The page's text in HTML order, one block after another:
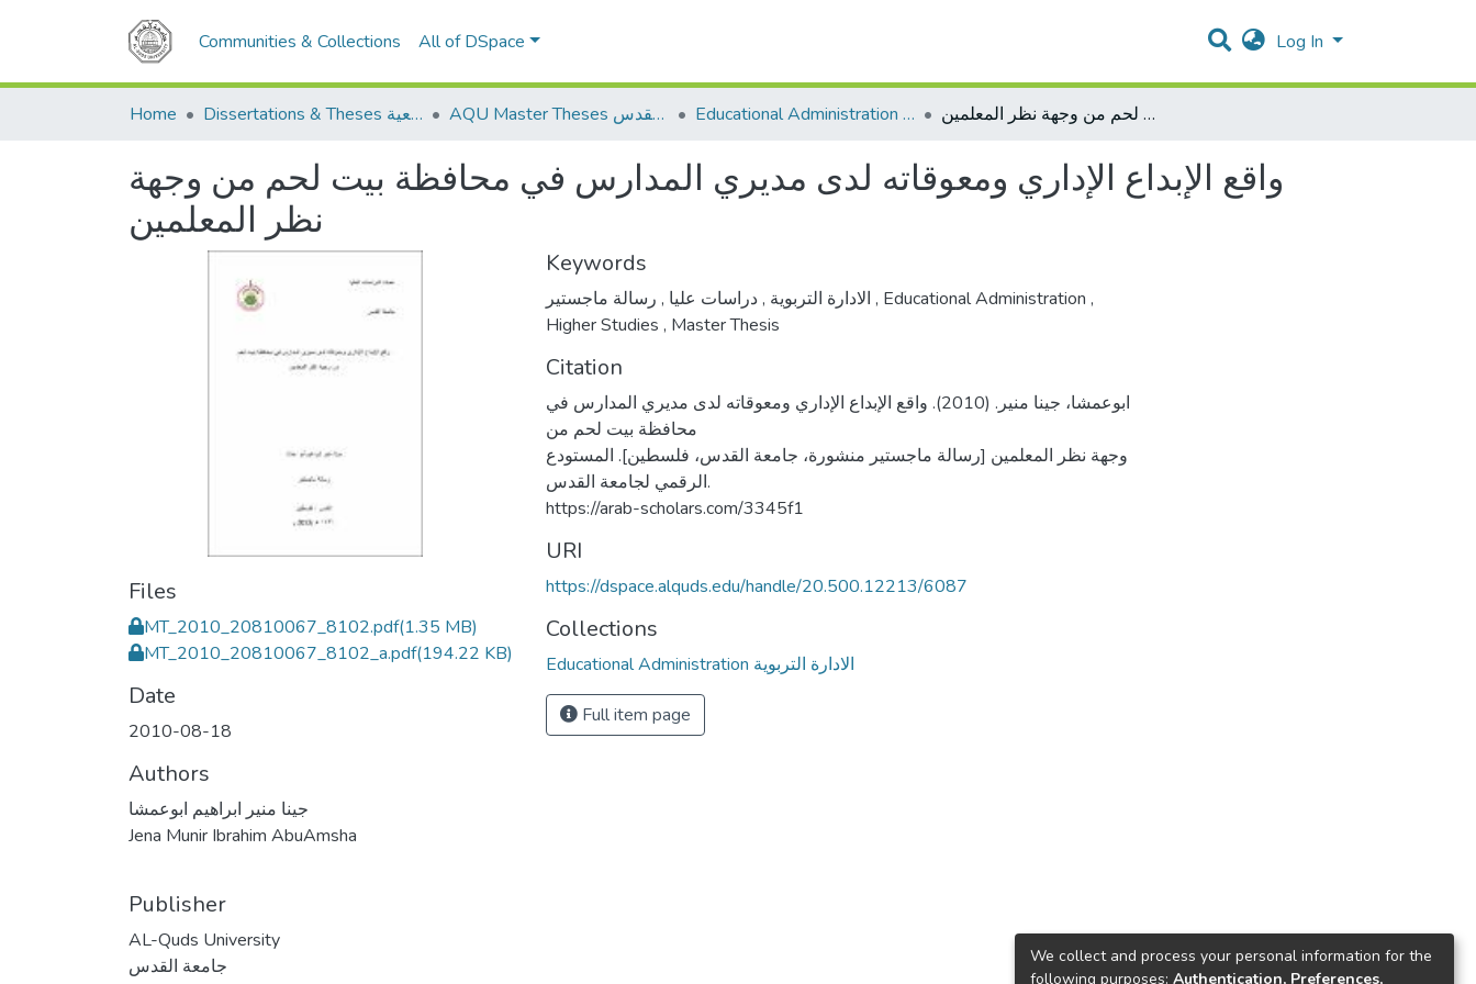
Communities & Collections All of DSpace Log In
Home Dissertations & Theses الرسائل الجامعية AQU Master Theses الرسائل الجامعية الخاصة بجامعة القدس Educational Administration الادارة التربوية واقع الإبداع الإداري ومعوقاته لدى مديري المدارس في محافظة بيت لحم من وجهة نظر المعلمين
واقع الإبداع الإداري ومعوقاته لدى مديري المدارس في محافظة بيت لحم من وجهة
نظر المعلمين
Files
MT_2010_20810067_8102.pdf(1.35 MB)
MT_2010_20810067_8102_a.pdf(194.22 KB)
Date
2010-08-18
Authors
جينا منير ابراهيم ابوعمشا
Jena Munir Ibrahim AbuAmsha
Publisher
AL-Quds University
جامعة القدس
Keywords
الادارة التربوية ,دراسات عليا , , Educational Administration ,
Higher Studies , Master Thesis
Citation
ابوعمشا، جينا منير. (2010). واقع الإبداع الإداري ومعوقاته لدى مديري المدارس في
محافظة بيت لحم من
وجهة نظر المعلمين [رسالة ماجستير منشورة، جامعة القدس، فلسطين]. المستودع
الرقمي لجامعة القدس.
https://arab-scholars.com/3345f1
URI
https://dspace.alquds.edu/handle/20.500.12213/6087
Collections
Educational Administration الادارة التربوية
Full item page
We collect and process your personal information for the
following purposes: Authentication, Preferences,